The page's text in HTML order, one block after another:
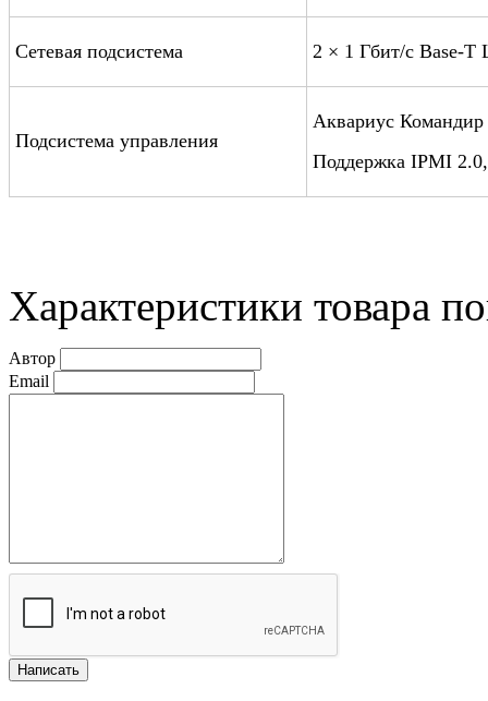
Сетевая подсистема 2 × 1 Гбит/с Base-T
Подсистема управления
Аквариус
Поддержка IPMI
Характеристики товара
Автор
Email